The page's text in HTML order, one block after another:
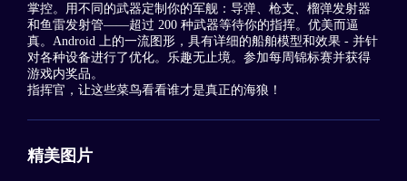
掌控。用不同的武器定制你的军舰：导弹、枪支、榴弹发射器
和鱼雷发射管——超过 200 种武器等待你的指挥。优美而逼
真。Android 上的一流图形，具有详细的船舶模型和效果 - 并针
对各种设备进行了优化。乐趣无止境。参加每周锦标赛并获得
游戏内奖品。
指挥官，让这些菜鸟看看谁才是真正的海狼！
精美图片